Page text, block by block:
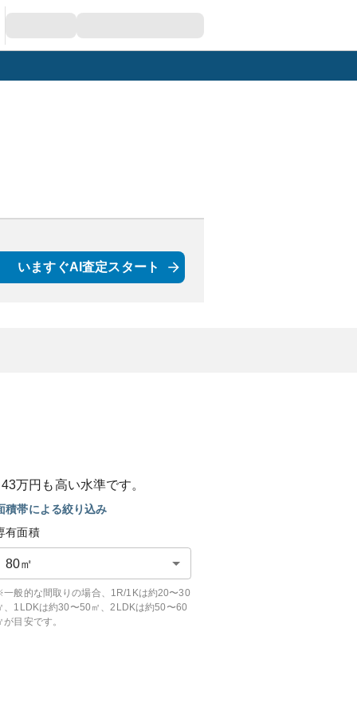
いますぐAI査定スタート
43万円も高い水準です。
積帯による絞り込み
有面積
80㎡
般的な間取りの場合、1R/1Kは約20〜30
、1LDKは約30〜50㎡、2LDKは約50〜60
が目安です。